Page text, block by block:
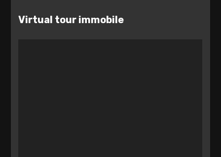
Virtual tour immobile